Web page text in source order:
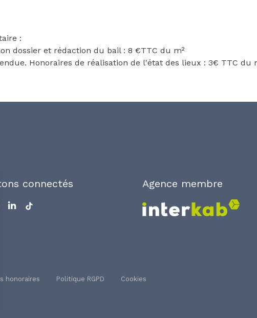
:
dossier et rédaction du bail : 8 €TTC du m²
Honoraires de réalisation de l'état des lieux : 3€ TTC du
connectés Agence membre
honoraires Politique RGPD Cookies